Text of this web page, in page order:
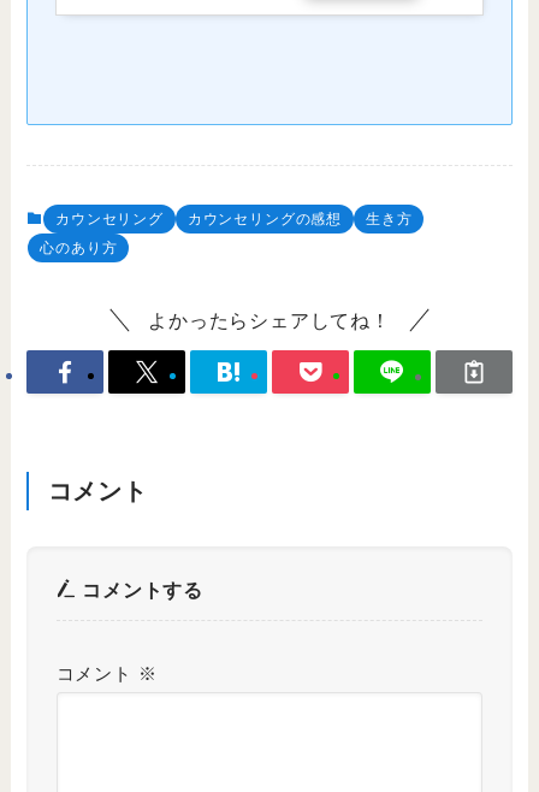
カウンセリング カウンセリングの感想
生き方
心のあり方
よかったらシェアしてね！
コメント
コメントする
コメント ※